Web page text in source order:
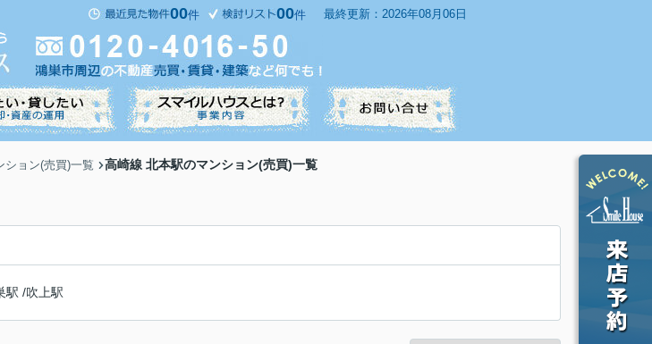
00件 00件 最終更新：2026年08月06日
ション(売買)一覧 高崎線 北本駅のマンション(売買)一覧
駅 /吹上駅